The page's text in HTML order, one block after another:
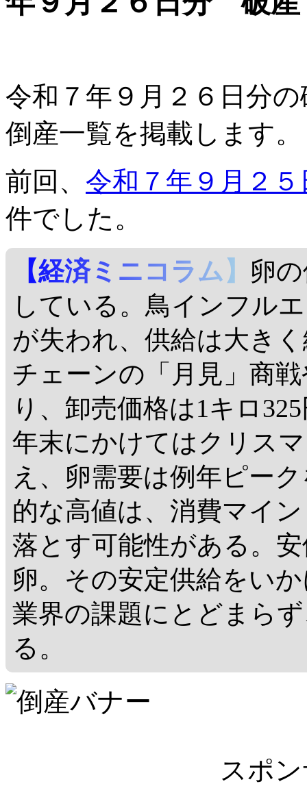
令和７年９月２６日分
倒産一覧を掲載します。
前回、 令和７年９月２５
件でした。
【経済ミニコラム】 卵
している。鳥インフル
が失われ、供給は大き
チェーンの「月見」商
り、卸売価格は1キロ
年末にかけてはクリス
え、卵需要は例年ピー
的な高値は、消費マイ
落とす可能性がある。
卵。その安定供給をい
業界の課題にとどまら
る。
スポ